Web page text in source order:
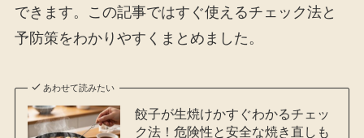
できます。この記事ではすぐ使えるチェック法と
予防策をわかりやすくまとめました。
あわせて読みたい
餃子が生焼けかすぐわかるチェッ
ク法！危険性と安全な焼き直しも